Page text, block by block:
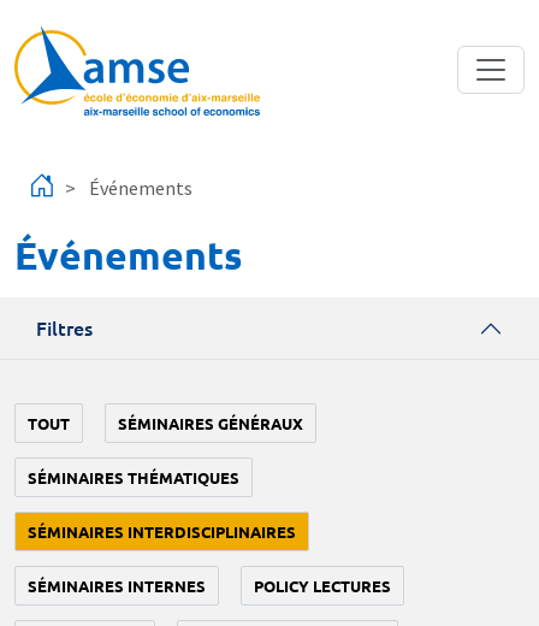
Événements
Événements
Filtres
TOUT SÉMINAIRES GÉNÉRAUX
SÉMINAIRES THÉMATIQUES
SÉMINAIRES INTERDISCIPLINAIRES
SÉMINAIRES INTERNES POLICY LECTURES